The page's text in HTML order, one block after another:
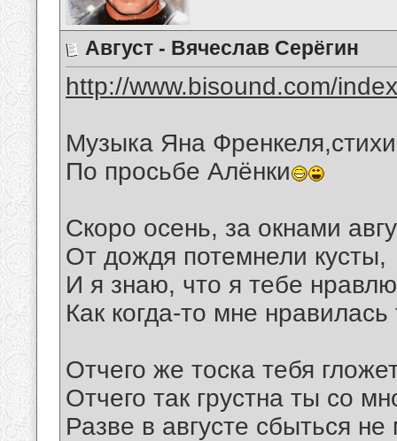
Август - Вячеслав Серёгин
http://www.bisound.com/
Музыка Яна
По просьбе Алёнки
Скоро осень, за окнами
От дождя потемнели кусты,
И я знаю, что я тебе
Как когда-то мне нравилась
Отчего же тоска тебя
Отчего так грустна ты со
Разве в августе сбыться не